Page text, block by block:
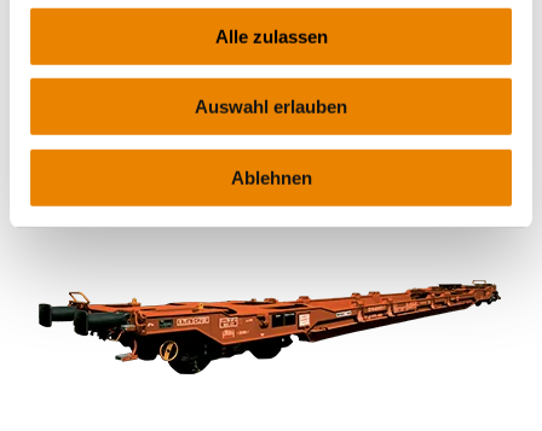
Alle zulassen
Auswahl erlauben
Ablehnen
Wagon poche Sdgnss
INTERMODAL